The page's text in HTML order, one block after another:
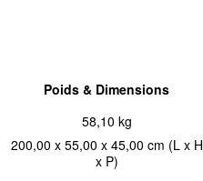
Poids & Dimensions
58,10 kg
200,00 x 55,00 x 45,00 cm (L x H
x P)